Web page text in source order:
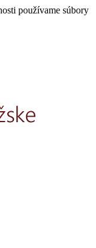
používame súbory